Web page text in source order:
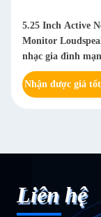
5.25 Inch Active
Monitor
nhạc gia đình
Nhận được giá
Liên hệ